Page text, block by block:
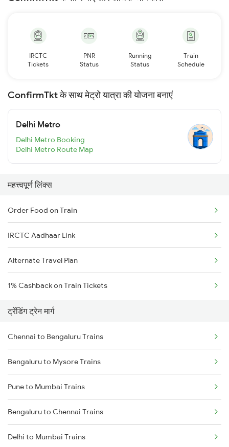
IRCTC
Tickets
PNR
Status
Running
Status
Train
Schedule
ConfirmTkt के साथ मेट्रो यात्रा की योजना बनाएं
Delhi Metro
Delhi Metro Booking
Delhi Metro Route Map
महत्त्वपूर्ण लिंक्स
Order Food on Train
IRCTC Aadhaar Link
Alternate Travel Plan
1% Cashback on Train Tickets
ट्रेंडिंग ट्रेन मार्ग
Chennai to Bengaluru Trains
Bengaluru to Mysore Trains
Pune to Mumbai Trains
Bengaluru to Chennai Trains
Delhi to Mumbai Trains